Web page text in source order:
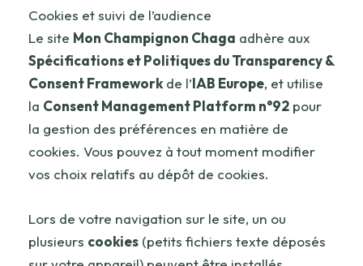
Cookies et suivi de l’audience
Le site Mon Champignon Chaga adhère aux
Spécifications et Politiques du Transparency &
Consent Framework de l’IAB Europe, et utilise
la Consent Management Platform n°92 pour
la gestion des préférences en matière de
cookies. Vous pouvez à tout moment modifier
vos choix relatifs au dépôt de cookies.
Lors de votre navigation sur le site, un ou
plusieurs cookies (petits fichiers texte déposés